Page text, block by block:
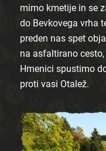
mimo kmetije in se
do Bevkovega vrha
preden nas spet
na asfaltirano
Hmenici spustimo
proti vasi Otalež.